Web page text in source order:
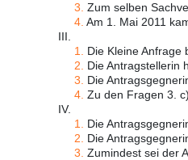
3. Zum selben
4. Am 1. Mai 2011
III.
1.
Die Kleine Anfrage
2.
Die Antragstellerin
3.
Die
4. Zu den Fragen 3.
IV.
1.
Die
2.
Die
3. Zumindest sei der